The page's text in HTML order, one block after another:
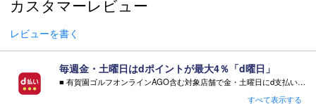
＊製造の時期により、デザインが商品画像と異なる場合がご
ざいます。
＊店頭在庫と共有をしております。タイミングにより完売す
る場合がございます。
カスタマーレビュー
レビューを書く
毎週金・土曜日はdポイントが最大4％「d曜日」
■ 有賀園ゴルフオンラインAGO含む対象店舗で金・土曜日にd支払いをすると
すべて表示する